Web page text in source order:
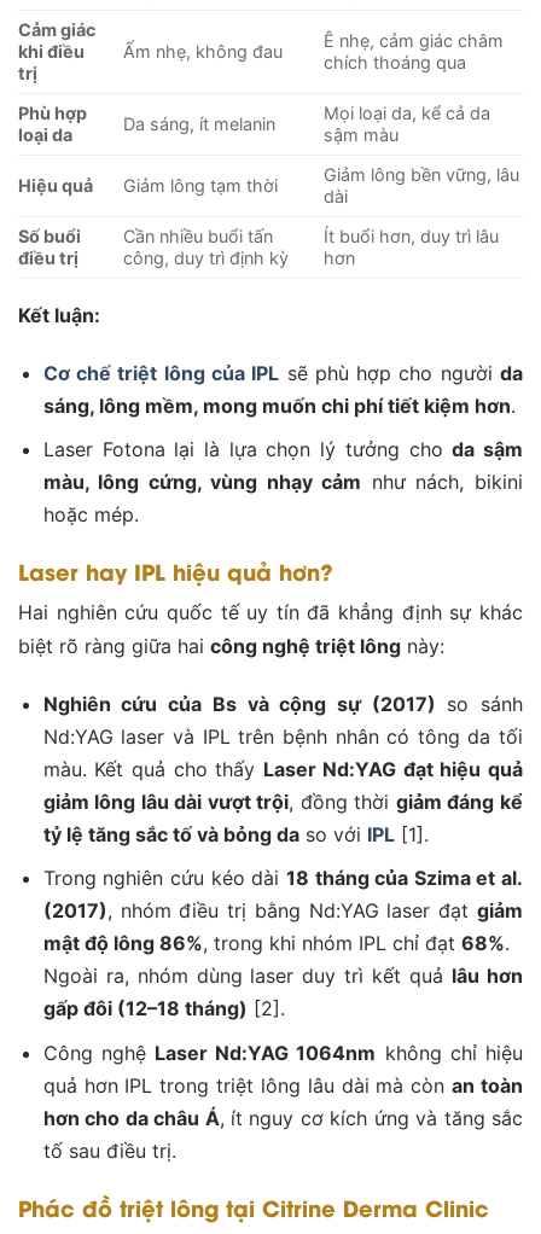
Cảm giác
khi điều
trị
Ấm nhẹ, không đau
Ê nhẹ, cảm giác châm
chích thoáng qua
Phù hợp
loại da
Da sáng, ít melanin
Mọi loại da, kể cả da
sậm màu
Hiệu quả Giảm lông tạm thời
Giảm lông bền vững, lâu
dài
Số buổi
điều trị
Cần nhiều buổi tấn
công, duy trì định kỳ
Ít buổi hơn, duy trì lâu
hơn
Kết luận:
Cơ chế triệt lông của IPL sẽ phù hợp cho ngườida
sáng, lông mềm, mong muốn chi phí tiết kiệm hơn.
Laser Fotona lại là lựa chọn lý tưởng choda sậm
màu, lông cứng, vùng nhạy cảm như nách, bikini
hoặc mép.
Laser hay IPL hiệu quả hơn?
Hai nghiên cứu quốc tế uy tín đã khẳng định sự khác
biệt rõ ràng giữa hai công nghệ triệt lông này:
Nghiên cứu của Bs và cộng sự (2017) so sánh
Nd:YAG laser và IPL trên bệnh nhân có tông da tối
màu. Kết quả cho thấy Laser Nd:YAG đạt hiệu quả
giảm lông lâu dài vượt trội, đồng thời giảm đáng kể
tỷ lệ tăng sắc tố và bỏng daso với IPL[1].
Trong nghiên cứu kéo dài 18 tháng của Szima et al.
(2017), nhóm điều trị bằng Nd:YAG laser đạt giảm
mật độ lông 86%, trong khi nhóm IPL chỉ đạt 68%.
Ngoài ra, nhóm dùng laser duy trì kết quả lâu hơn
gấp đôi (12–18 tháng) [2].
Công nghệ Laser Nd:YAG 1064nm không chỉ hiệu
quả hơn IPL trong triệt lông lâu dài mà cònan toàn
hơn cho da châu Á, ít nguy cơ kích ứng và tăng sắc
tố sau điều trị.
Phác đồ triệt lông tại Citrine Derma Clinic